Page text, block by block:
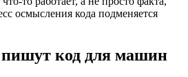
осмысления кода подменяется
код для машин